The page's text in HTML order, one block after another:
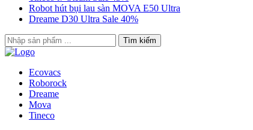
Robot hút bụi lau sàn MOVA E50 Ultra
Dreame D30 Ultra Sale 40%
Tìm kiếm
Ecovacs
Roborock
Dreame
Mova
Tineco